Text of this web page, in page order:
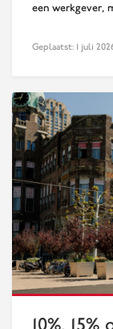
een werkgever,
Geplaatst: 1 juli
10%,